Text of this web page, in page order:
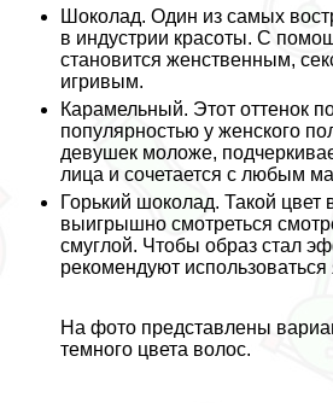
Шоколад. Один из самых
в индустрии красоты. С
становится женственным,
игривым.
Карамельный. Этот оттенок
популярностью у женского
дeвyшек моложе,
лица и сочетается с любым
Горький шоколад. Такой цвет
выигрышно смотреться
смуглой. Чтобы образ стал
рекомендуют
На фото представлены
темного цвета волос.